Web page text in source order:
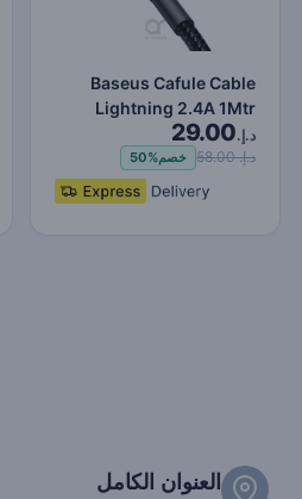
Baseus Cafule Cable
Lightning 2.4A 1Mtr
Red+Black
د.إ.29.00
د.إ. 58.00 خصم50%
العنوان الكامل